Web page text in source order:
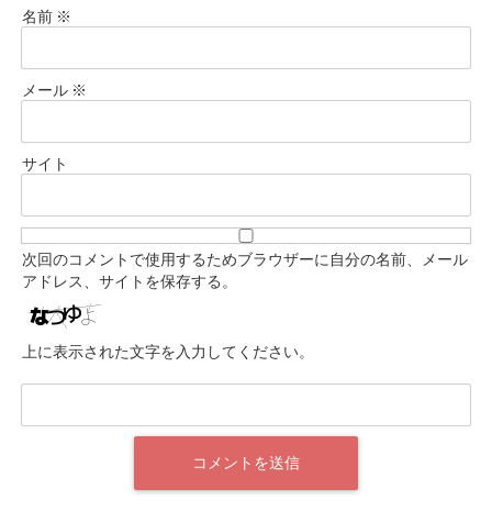
名前 ※
メール ※
サイト
次回のコメントで使用するためブラウザーに自分の名前、メール
アドレス、サイトを保存する。
上に表示された文字を入力してください。